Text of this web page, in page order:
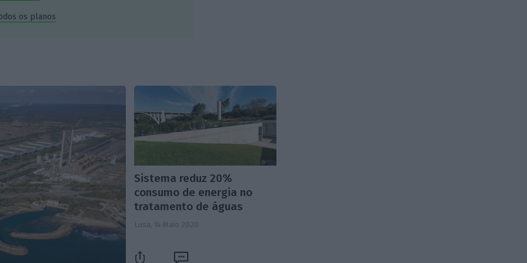
os planos
Sistema reduz 20%
consumo de energia no
tratamento de águas
Lusa, 14 Maio 2020